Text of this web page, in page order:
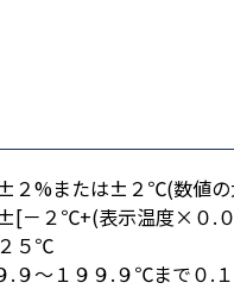
%または±２℃(数値の
℃+(表示温度×０.
５℃
.９～１９９.９℃まで０.